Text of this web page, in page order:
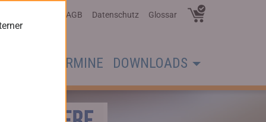
AGB Datenschutz Glossar
TERMINE DOWNLOADS